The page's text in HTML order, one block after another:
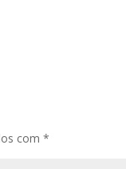
com*